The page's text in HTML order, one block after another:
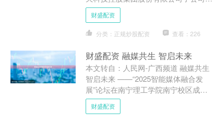
2025年6月20日收到政府补助387万
元。 ....
财盛配资
分类：正规炒股配资 查看：226
财盛配资 融媒共生 智启未来
本文转自：人民网-广西频道 融媒共生
智启未来 ——“2025智能媒体融合发
展”论坛在南宁理工学院南宁校区成功
举办 合影。主办方供图 为深入贯彻落
实国家媒体融合....
财盛配资